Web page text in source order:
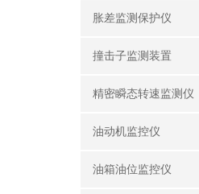
胀差监测保护仪
撞击子监测装置
精密瞬态转速监测仪
油动机监控仪
油箱油位监控仪